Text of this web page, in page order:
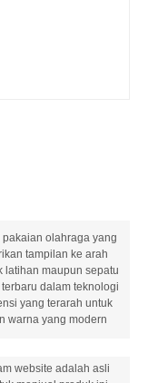
olahraga yang
tampilan ke arah
latihan maupun sepatu
dalam teknologi
yang terarah untuk
warna yang modern
website adalah asli